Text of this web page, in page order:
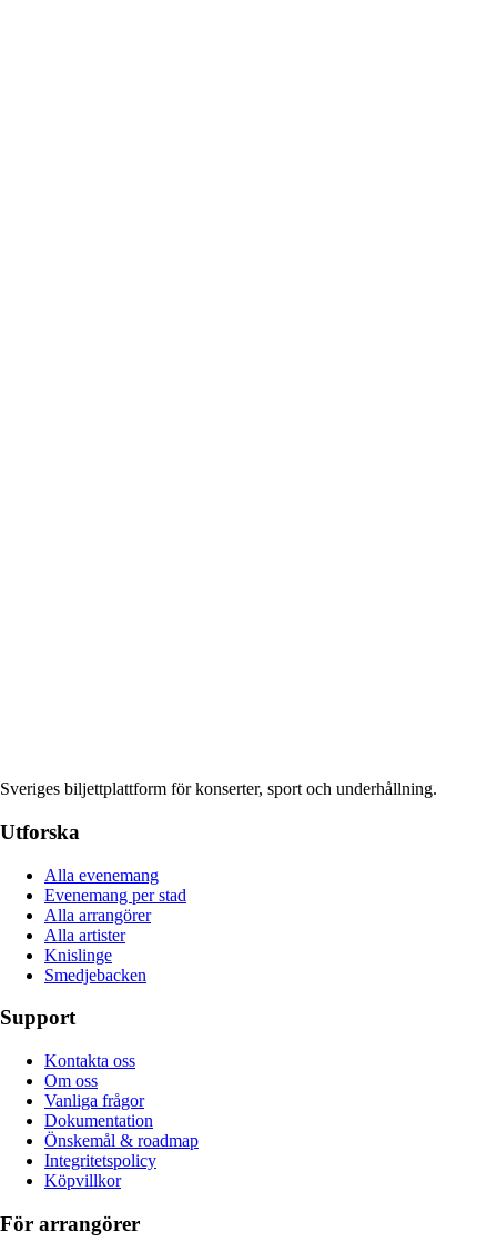
Sveriges biljettplattform för konserter, sport och underhållning.
Utforska
Alla evenemang
Evenemang per stad
Alla arrangörer
Alla artister
Knislinge
Smedjebacken
Support
Kontakta oss
Om oss
Vanliga frågor
Dokumentation
Önskemål & roadmap
Integritetspolicy
Köpvillkor
För arrangörer